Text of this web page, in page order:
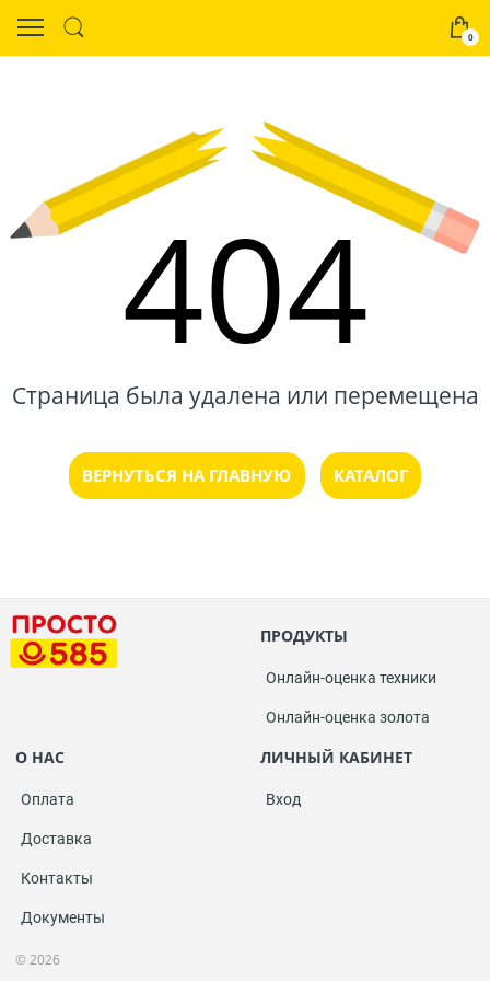
0
404
Страница была удалена или перемещена
ВЕРНУТЬСЯ НА ГЛАВНУЮ КАТАЛОГ
ПРОДУКТЫ
Онлайн-оценка техники
Онлайн-оценка золота
О НАС
Оплата
Доставка
Контакты
Документы
ЛИЧНЫЙ КАБИНЕТ
Вход
© 2026